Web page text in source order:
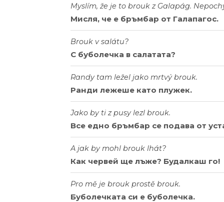
Myslím, že je to brouk z Galapág.
Мисля, че е бръмбар от Галапагос.
Brouk v salátu?
С буболечка в салатата?
Randy tam ležel jako mrtvý brouk.
Ранди лежеше като плужек.
Jako by ti z pusy lezl brouk.
Все едно бръмбар се подава от
A jak by mohl brouk lhát?
Как червей ще лъже? Будалкаш го!
Pro mě je brouk prostě brouk.
Буболечката си е буболечка.